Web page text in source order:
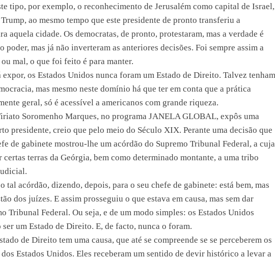
tipo, por exemplo, o reconhecimento de Jerusalém como capital de Israel,
ao mesmo tempo que este presidente de pronto transferiu a
aquela cidade. Os democratas, de pronto, protestaram, mas a verdade é
poder, mas já não inverteram as anteriores decisões. Foi sempre assim a
mal, o que foi feito é para manter.
os Estados Unidos nunca foram um Estado de Direito. Talvez tenham
mas mesmo neste domínio há que ter em conta que a prática
geral, só é acessível a americanos com grande riqueza.
Soromenho Marques, no programa JANELA GLOBAL, expôs uma
presidente, creio que pelo meio do Século XIX. Perante uma decisão que
de gabinete mostrou-lhe um acórdão do Supremo Tribunal Federal, a cuja
terras da Geórgia, bem como determinado montante, a uma tribo
tal acórdão, dizendo, depois, para o seu chefe de gabinete: está bem, mas
dos juízes. E assim prosseguiu o que estava em causa, mas sem dar
Tribunal Federal. Ou seja, e de um modo simples: os Estados Unidos
ser um Estado de Direito. E, de facto, nunca o foram.
de Direito tem uma causa, que até se compreende se se perceberem os
Estados Unidos. Eles receberam um sentido de devir histórico a levar a